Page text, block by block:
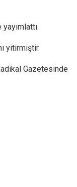
yitirmiştir.
Gazetesinde